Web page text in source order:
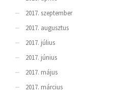
2017. szeptember
2017. augusztus
2017. július
2017. június
2017. május
2017. március